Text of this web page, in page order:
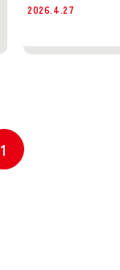
2026.4.27
1